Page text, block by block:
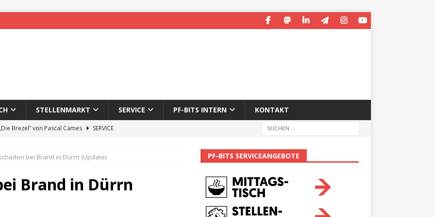
STELLENMARKT SERVICE PF-BITS INTERN KONTAKT
Brezel“ von Pascal Cames
SERVICE
des 65. Fasnetsumzugs Dillweißenstein
bei Brand in Dürrn (Update)
Brand in Dürrn
PF-BITS SERVICEANGEBOTE